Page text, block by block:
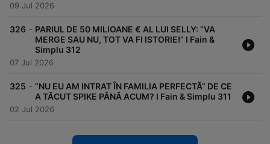
09 Jul 2026
326 - PARIUL DE 50 MILIOANE € AL LUI SELLY: ”VA
MERGE SAU NU, TOT VA FI ISTORIE!” I Fain &
Simplu 312
07 Jul 2026
325 - ”NU EU AM INTRAT ÎN FAMILIA PERFECTĂ” DE CE
A TĂCUT SPIKE PÂNĂ ACUM? I Fain & Simplu 311
02 Jul 2026